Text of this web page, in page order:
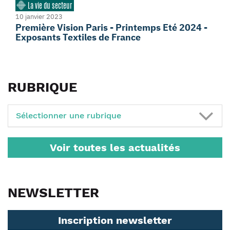
La vie du secteur
10 janvier 2023
Première Vision Paris - Printemps Eté 2024 -
Exposants Textiles de France
RUBRIQUE
Sélectionner une rubrique
Voir toutes les actualités
NEWSLETTER
Inscription newsletter